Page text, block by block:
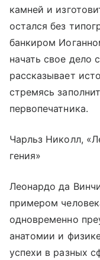
камней и
остался без
банкиром
начать свое дело
рассказывает
стремясь
первопечатника.
Чарльз Николл,
гения»
Леонардо да
примером
одновременно
анатомии и
успехи в разных